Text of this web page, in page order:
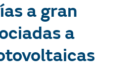
a gran
a